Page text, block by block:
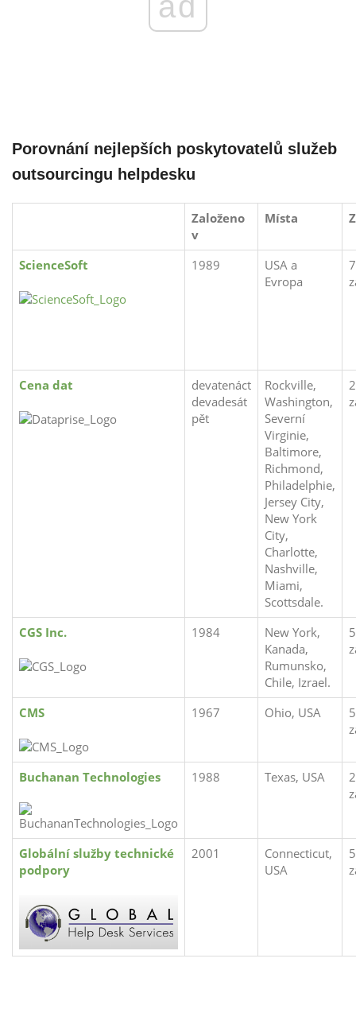
Porovnání nejlepších poskytovatelů služeb
outsourcingu helpdesku
Založeno
v
Místa
ScienceSoft 1989
USA a
Evropa
Cena dat
devatenáct
devadesát
pět
Rockville,
Washington,
Severní
Virginie,
Baltimore,
Richmond,
Philadelphie,
Jersey City,
New York
City,
Charlotte,
Nashville,
Miami,
Scottsdale.
CGS Inc. 1984
New York,
Kanada,
Rumunsko,
Chile, Izrael.
CMS 1967 Ohio, USA
Buchanan Technologies 1988 Texas, USA
Globální služby technické
podpory
2001
Connecticut,
USA